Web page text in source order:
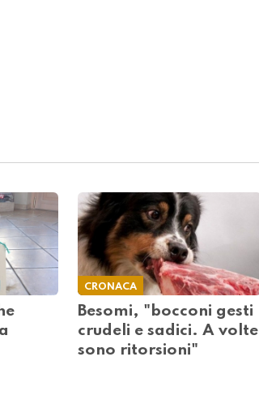
CRONACA
Besomi, "bocconi gesti
crudeli e sadici. A volte
sono ritorsioni"